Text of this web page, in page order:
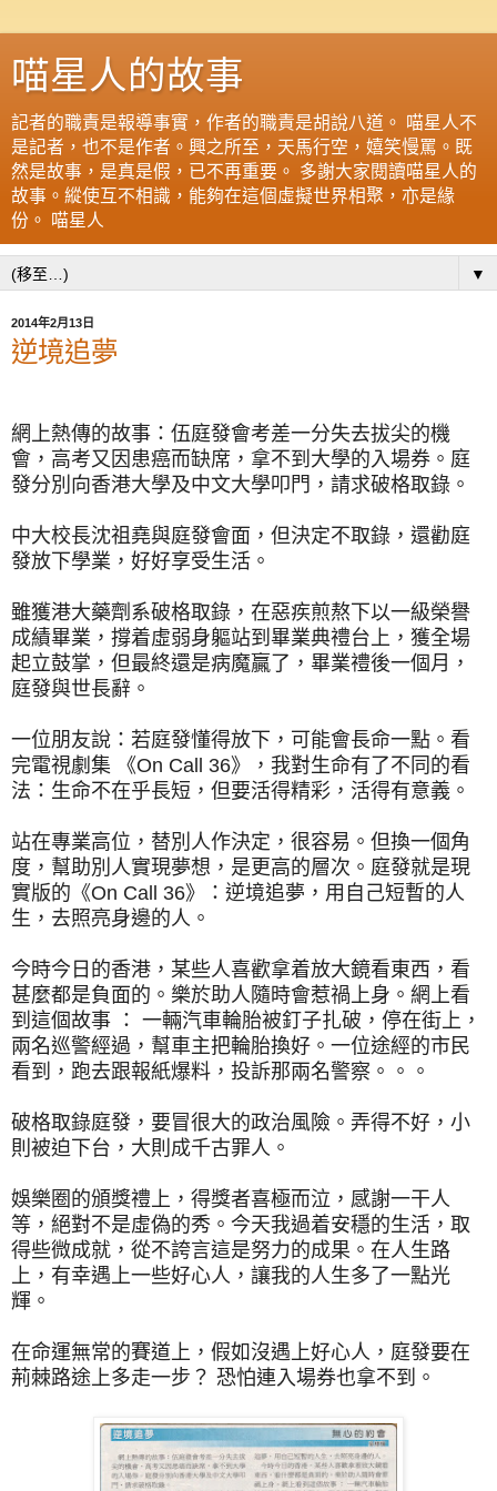
喵星人的故事
記者的職責是報導事實，作者的職責是胡說八道。 喵星人不
是記者，也不是作者。興之所至，天馬行空，嬉笑慢罵。既
然是故事，是真是假，已不再重要。 多謝大家閱讀喵星人的
故事。縱使互不相識，能夠在這個虛擬世界相聚，亦是緣
份。 喵星人
▼
2014年2月13日
逆境追夢
網上熱傳的故事：伍庭發會考差一分失去拔尖的機
會，高考又因患癌而缺席，拿不到大學的入場券。庭
發分別向香港大學及中文大學叩門，請求破格取錄。
中大校長沈祖堯與庭發會面，但決定不取錄，還勸庭
發放下學業，好好享受生活。
雖獲港大藥劑系破格取錄，在惡疾煎熬下以一級榮譽
成績畢業，撐着虛弱身軀站到畢業典禮台上，獲全場
起立鼓掌，但最終還是病魔贏了，畢業禮後一個月，
庭發與世長辭。
一位朋友說：若庭發懂得放下，可能會長命一點。看
完電視劇集 《On Call 36》，我對生命有了不同的看
法：生命不在乎長短，但要活得精彩，活得有意義。
站在專業高位，替別人作決定，很容易。但換一個角
度，幫助別人實現夢想，是更高的層次。庭發就是現
實版的《On Call 36》：逆境追夢，用自己短暫的人
生，去照亮身邊的人。
今時今日的香港，某些人喜歡拿着放大鏡看東西，看
甚麼都是負面的。樂於助人隨時會惹禍上身。網上看
到這個故事 ： 一輛汽車輪胎被釘子扎破，停在街上，
兩名巡警經過，幫車主把輪胎換好。一位途經的市民
看到，跑去跟報紙爆料，投訴那兩名警察。。。
破格取錄庭發，要冒很大的政治風險。弄得不好，小
則被迫下台，大則成千古罪人。
娛樂圈的頒獎禮上，得獎者喜極而泣，感謝一干人
等，絕對不是虛偽的秀。今天我過着安穩的生活，取
得些微成就，從不誇言這是努力的成果。在人生路
上，有幸遇上一些好心人，讓我的人生多了一點光
輝。
在命運無常的賽道上，假如沒遇上好心人，庭發要在
荊棘路途上多走一步？ 恐怕連入場券也拿不到。